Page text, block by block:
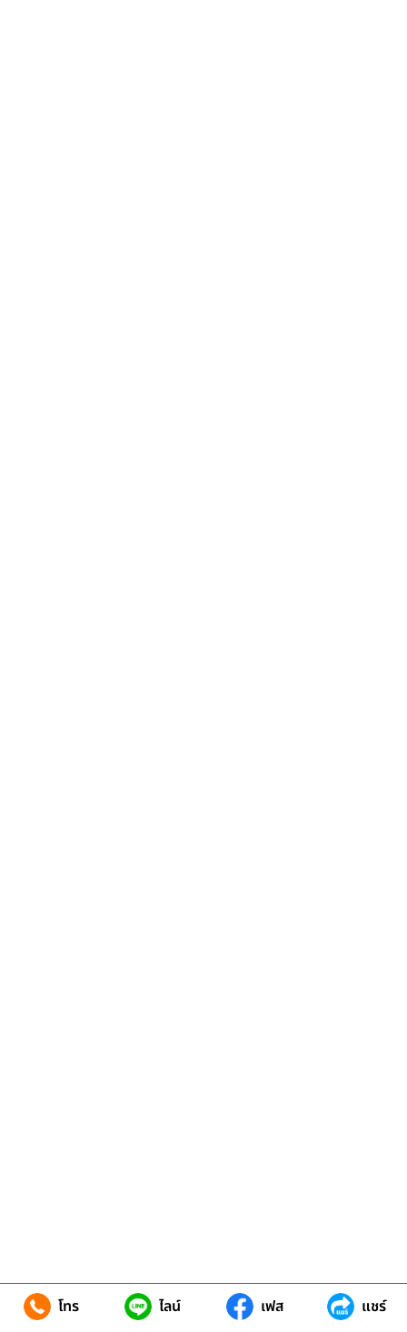
โทร ไลน์ เฟส แชร์